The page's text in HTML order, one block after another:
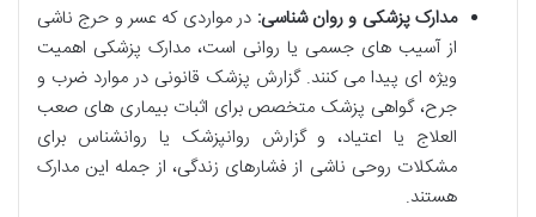
مدارک پزشکی و روان شناسی: در مواردی که عسر و حرج ناشی
از آسیب های جسمی یا روانی است، مدارک پزشکی اهمیت
ویژه ای پیدا می کنند. گزارش پزشک قانونی در موارد ضرب و
جرح، گواهی پزشک متخصص برای اثبات بیماری های صعب
العلاج یا اعتیاد، و گزارش روانپزشک یا روانشناس برای
مشکلات روحی ناشی از فشارهای زندگی، از جمله این مدارک
هستند.